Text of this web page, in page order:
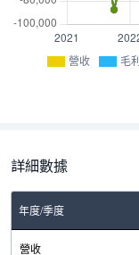
營收 毛利
詳細數據
年度/季度2025-Q3
營收